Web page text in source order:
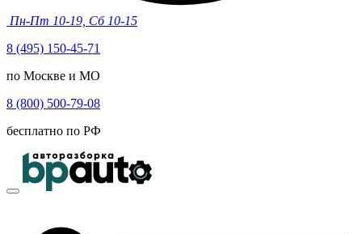
Пн-Пт 10-19, Сб 10-15
8 (495) 150-45-71
по Москве и МО
8 (800) 500-79-08
бесплатно по РФ